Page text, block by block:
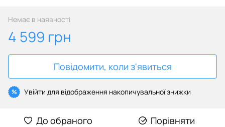
Немає в наявності
4 599 грн
Повідомити, коли з'явиться
% Увійти для відображення накопичувальної знижки
До обраного Порівняти